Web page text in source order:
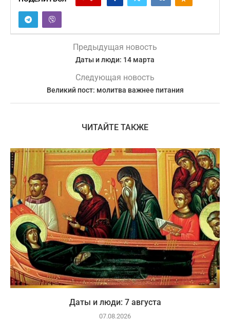
Предыдущая новость
Даты и люди: 14 марта
Следующая новость
Великий пост: молитва важнее питания
ЧИТАЙТЕ ТАКЖЕ
Даты и люди: 7 августа
07.08.2026